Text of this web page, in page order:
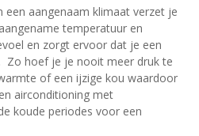
een aangenaam klimaat verzet je
temperatuur en
en zorgt ervoor dat je een
Zo hoef je je nooit meer druk te
of een ijzige kou waardoor
airconditioning met
koude periodes voor een